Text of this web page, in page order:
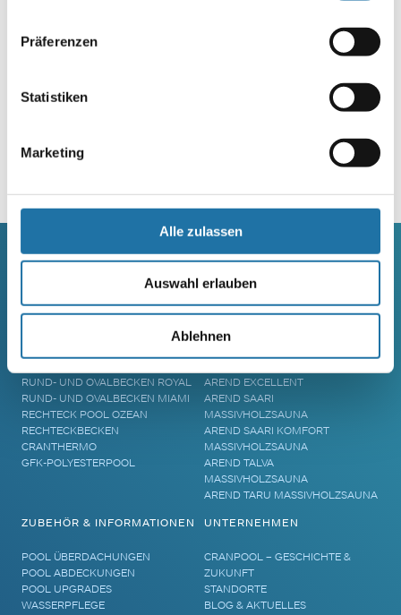
Präferenzen
Statistiken
Marketing
Alle zulassen
Auswahl erlauben
Ablehnen
RUNDBECKEN RIMINI
RUND- UND OVALBECKEN SUN
RUND- UND OVALBECKEN ROYAL
RUND- UND OVALBECKEN MIAMI
RECHTECK POOL OZEAN
RECHTECKBECKEN
CRANTHERMO
GFK-POLYESTERPOOL
SAUNA
SAUNA
ELEMENTSAUNA AREND MAATA
AREND EXCELLENT
AREND SAARI
MASSIVHOLZSAUNA
AREND SAARI KOMFORT
MASSIVHOLZSAUNA
AREND TALVA
MASSIVHOLZSAUNA
AREND TARU MASSIVHOLZSAUNA
ZUBEHÖR & INFORMATIONEN
POOL ÜBERDACHUNGEN
POOL ABDECKUNGEN
POOL UPGRADES
WASSERPFLEGE
UNTERNEHMEN
CRANPOOL – GESCHICHTE &
ZUKUNFT
STANDORTE
BLOG & AKTUELLES